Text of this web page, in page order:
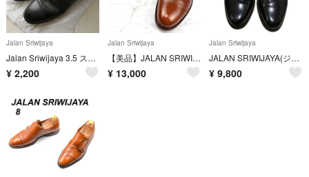
Jalan Sriwijaya
Jalan Sriwijaya 3.5 ストレートチップ 革靴
¥ 2,200
Jalan Sriwijaya
【美品】JALAN SRIWIJAYA 別注 茶色 ドレスシューズ 26 本革
¥ 13,000
Jalan Sriwijaya
JALAN SRIWIJAYA(ジャランスリウァヤ) UK7 ボルドー
¥ 9,800